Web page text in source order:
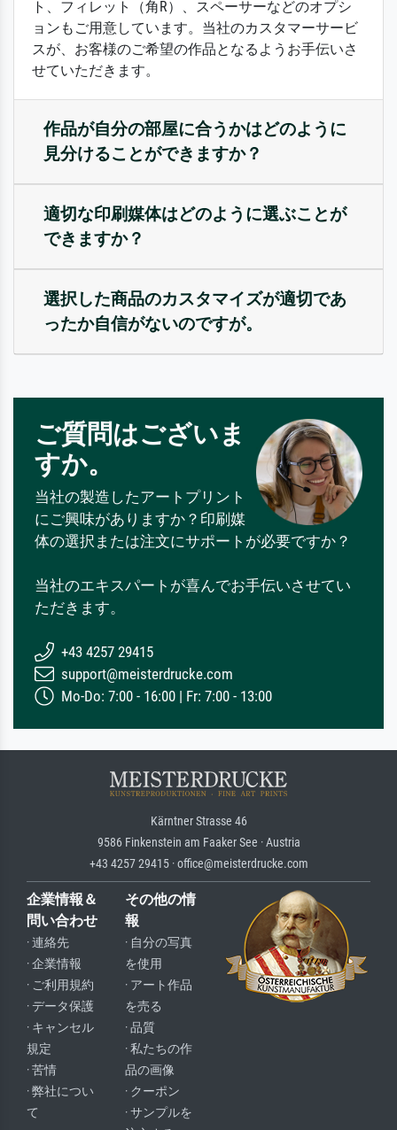
ト、フィレット（角R）、スペーサーなどのオプシ
ョンもご用意しています。当社のカスタマーサービ
スが、お客様のご希望の作品となるようお手伝いさ
せていただきます。
作品が自分の部屋に合うかはどのように
見分けることができますか？
適切な印刷媒体はどのように選ぶことが
できますか？
選択した商品のカスタマイズが適切であ
ったか自信がないのですが。
ご質問はございま
すか。
当社の製造したアートプリント
にご興味がありますか？印刷媒
体の選択または注文にサポートが必要ですか？
当社のエキスパートが喜んでお手伝いさせてい
ただきます。
+43 4257 29415
support@meisterdrucke.com
Mo-Do: 7:00 - 16:00 | Fr: 7:00 - 13:00
Kärntner Strasse 46
9586 Finkenstein am Faaker See · Austria
+43 4257 29415 · office@meisterdrucke.com
企業情報＆
問い合わせ
· 連絡先
· 企業情報
· ご利用規約
· データ保護
· キャンセル
規定
· 苦情
· 弊社につい
て
その他の情
報
· 自分の写真
を使用
· アート作品
を売る
· 品質
· 私たちの作
品の画像
· クーポン
· サンプルを